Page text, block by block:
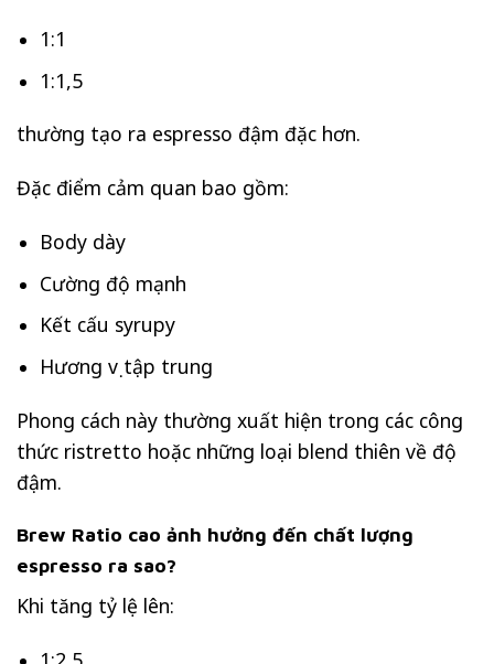
1:1
1:1,5
thường tạo ra espresso đậm đặc hơn.
Đặc điểm cảm quan bao gồm:
Body dày
Cường độ mạnh
Kết cấu syrupy
Hương vị tập trung
Phong cách này thường xuất hiện trong các công
thức ristretto hoặc những loại blend thiên về độ
đậm.
Brew Ratio cao ảnh hưởng đến chất lượng
espresso ra sao?
Khi tăng tỷ lệ lên: